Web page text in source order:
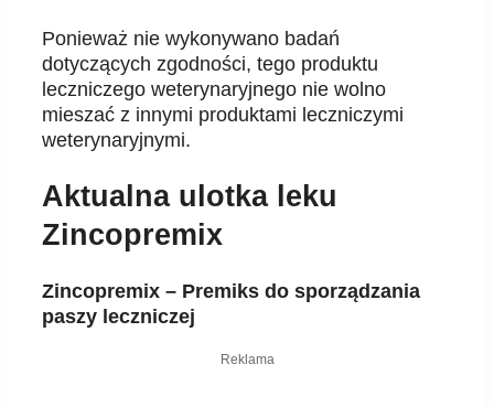
Ponieważ nie wykonywano badań
dotyczących zgodności, tego produktu
leczniczego weterynaryjnego nie wolno
mieszać z innymi produktami leczniczymi
weterynaryjnymi.
Aktualna ulotka leku
Zincopremix
Zincopremix – Premiks do sporządzania
paszy leczniczej
Reklama